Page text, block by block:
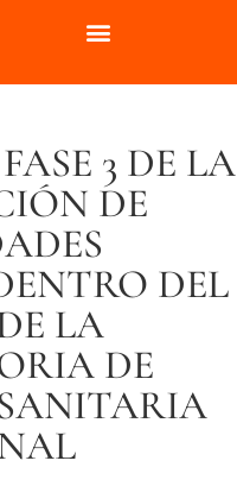
3 DE LA
DE
DEL
LA
DE